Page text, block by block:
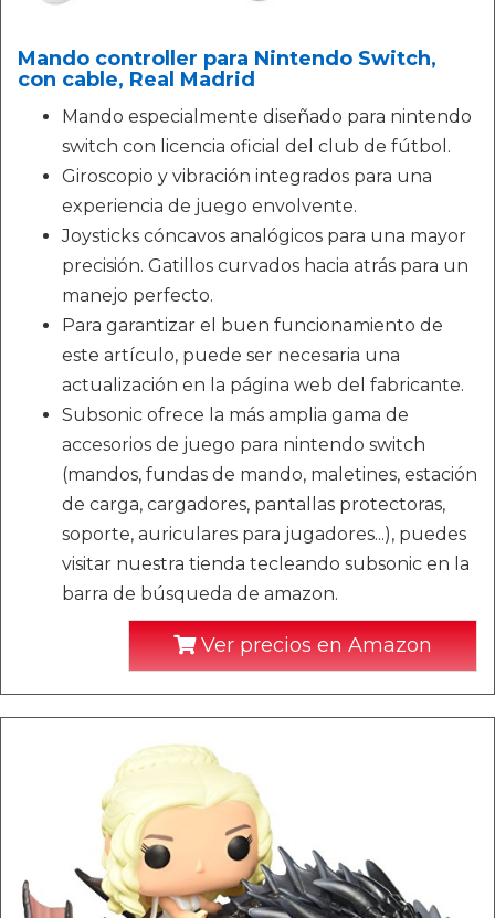
Mando controller para Nintendo Switch,
con cable, Real Madrid
Mando especialmente diseñado para nintendo
switch con licencia oficial del club de fútbol.
Giroscopio y vibración integrados para una
experiencia de juego envolvente.
Joysticks cóncavos analógicos para una mayor
precisión. Gatillos curvados hacia atrás para un
manejo perfecto.
Para garantizar el buen funcionamiento de
este artículo, puede ser necesaria una
actualización en la página web del fabricante.
Subsonic ofrece la más amplia gama de
accesorios de juego para nintendo switch
(mandos, fundas de mando, maletines, estación
de carga, cargadores, pantallas protectoras,
soporte, auriculares para jugadores...), puedes
visitar nuestra tienda tecleando subsonic en la
barra de búsqueda de amazon.
Ver precios en Amazon